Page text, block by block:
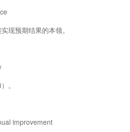
预期结果的本领。
。
improvement